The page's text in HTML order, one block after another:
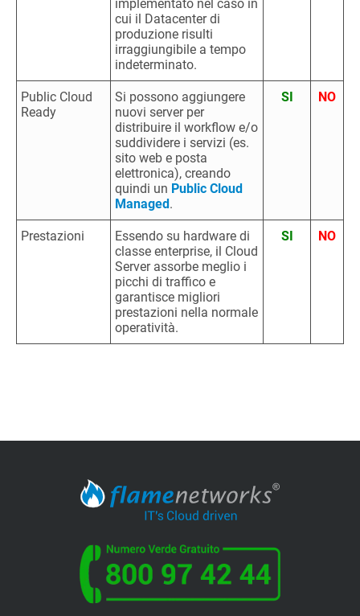
implementato nel caso in
cui il Datacenter di
produzione risulti
irraggiungibile a tempo
indeterminato.
Public Cloud
Ready
Si possono aggiungere
nuovi server per
distribuire il workflow e/o
suddividere i servizi (es.
sito web e posta
elettronica), creando
quindi un Public Cloud
Managed.
SI NO
Prestazioni
Essendo su hardware di
classe enterprise, il Cloud
Server assorbe meglio i
picchi di traffico e
garantisce migliori
prestazioni nella normale
operatività.
SI NO